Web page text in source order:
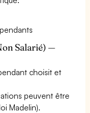
Salarié) —
choisit et
peuvent être
Madelin).